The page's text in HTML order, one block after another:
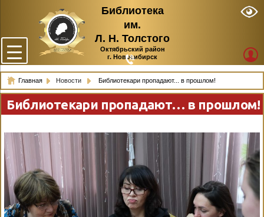
Библиотека
им.
Л. Н. Толстого
Октябрьский район
г. Новосибирск
Главная Новости Библиотекари пропадают... в прошлом!
Библиотекари пропадают… в прошлом!